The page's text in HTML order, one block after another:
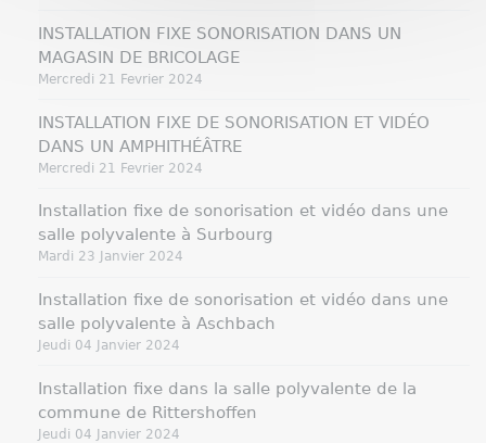
INSTALLATION FIXE SONORISATION DANS UN
MAGASIN DE BRICOLAGE
Mercredi 21 Fevrier 2024
INSTALLATION FIXE DE SONORISATION ET VIDÉO
DANS UN AMPHITHÉÂTRE
Mercredi 21 Fevrier 2024
Installation fixe de sonorisation et vidéo dans une
salle polyvalente à Surbourg
Mardi 23 Janvier 2024
Installation fixe de sonorisation et vidéo dans une
salle polyvalente à Aschbach
Jeudi 04 Janvier 2024
Installation fixe dans la salle polyvalente de la
commune de Rittershoffen
Jeudi 04 Janvier 2024